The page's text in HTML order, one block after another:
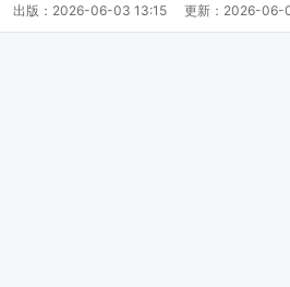
出版： 2026-06-03 13:15 更新： 2026-06-